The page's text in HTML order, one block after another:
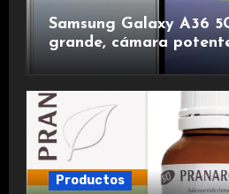
Samsung Galaxy A36
grande, cámara
duradera y carga
experiencia premium.
Productos